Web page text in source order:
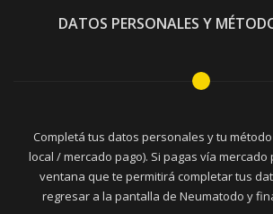
DATOS PERSONALES Y
Completá tus datos personales y tu
local / mercado pago). Si pagas vía
ventana que te permitirá completar tus
regresar a la pantalla de Neumatodo y